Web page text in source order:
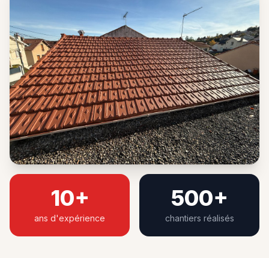
10+
ans d'expérience
500+
chantiers réalisés